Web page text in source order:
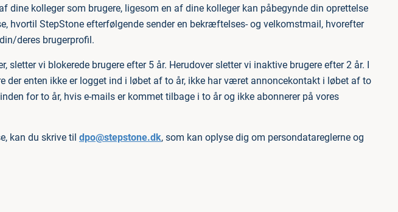
dine kolleger som brugere, ligesom en af dine kolleger kan påbegynde din oprettelse
hvortil StepStone efterfølgende sender en bekræftelses- og velkomstmail, hvorefter
deres brugerprofil.
vi blokerede brugere efter 5 år. Herudover sletter vi inaktive brugere efter 2 år. I
enten ikke er logget ind i løbet af to år, ikke har været annoncekontakt i løbet af to
for to år, hvis e-mails er kommet tilbage i to år og ikke abonnerer på vores
kan du skrive til dpo@stepstone.dk, som kan oplyse dig om persondatareglerne og